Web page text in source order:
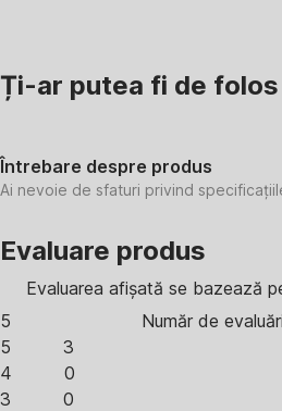
Ți-ar putea fi de folos
Întrebare despre produs
Ai nevoie de sfaturi privind
Evaluare produs
Evaluarea afișată se bazează
5
Număr de evaluări
5
3
4
0
3
0